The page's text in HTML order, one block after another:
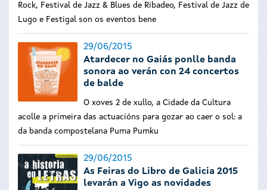
Rock, Festival de Jazz & Blues de Ribadeo, Festival de Jazz de
Lugo e Festigal son os eventos bene
29/06/2015
Atardecer no Gaiás ponlle banda
sonora ao verán con 24 concertos
de balde
O xoves 2 de xullo, a Cidade da Cultura
acolle a primeira das actuacións para gozar ao caer o sol: a
da banda compostelana Puma Pumku
29/06/2015
As Feiras do Libro de Galicia 2015
levarán a Vigo as novidades